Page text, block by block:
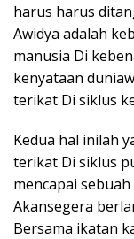
harus harus
Awidya adalah
manusia Di
kenyataan
terikat Di siklus
Kedua hal inilah
terikat Di siklus
mencapai
Akansegera
Bersama ikatan